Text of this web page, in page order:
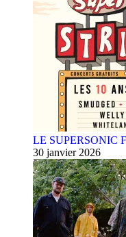
LE SUPERSONIC
30 janvier 2026